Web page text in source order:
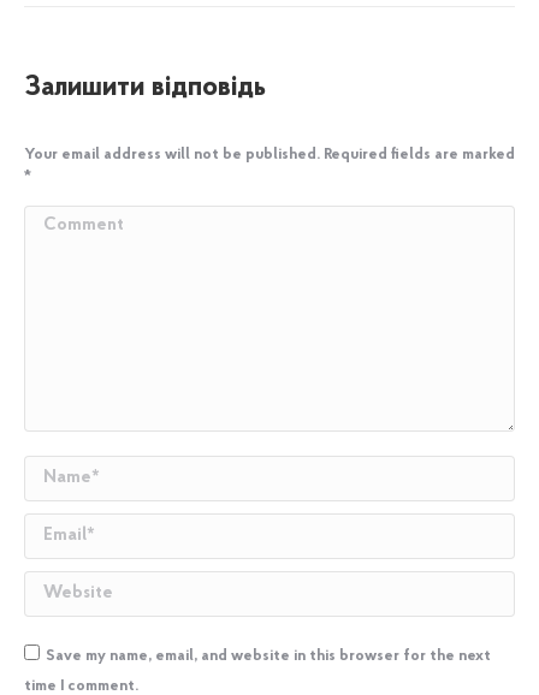
Залишити відповідь
Your email address will not be published. Required fields are marked
*
Comment
Name *
Email *
Website
Save my name, email, and website in this browser for the next
time I comment.